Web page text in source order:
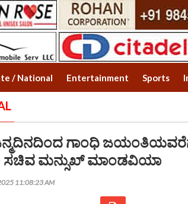
/ National Entertainment Sports
ಗಾಂಧಿ ಜಯಂತಿಯವರೆಗೆ
ಸಚಿವ ಮನ್ಸುಖ್ ಮಾಂಡವಿಯಾ
11:08:23 AM